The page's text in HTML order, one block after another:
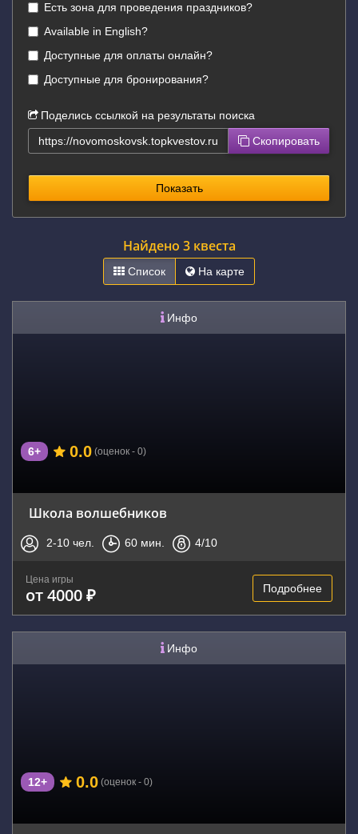
Есть зона для проведения праздников?
Available in English?
Доступные для оплаты онлайн?
Доступные для бронирования?
Поделись ссылкой на результаты поиска
Скопировать
Показать
Найдено 3 квеста
Список На карте
Инфо
6+ 0.0 (оценок - 0)
Школа волшебников
2-10 чел. 60 мин. 4/10
Цена игры
от 4000 ₽ Подробнее
Инфо
12+ 0.0 (оценок - 0)